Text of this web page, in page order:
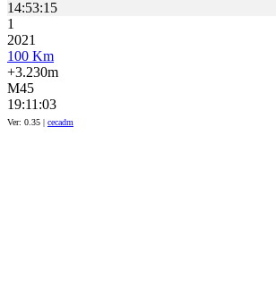
14:53:15
1
2021
100 Km
+3.230m
M45
19:11:03
Ver: 0.35 | cecadm